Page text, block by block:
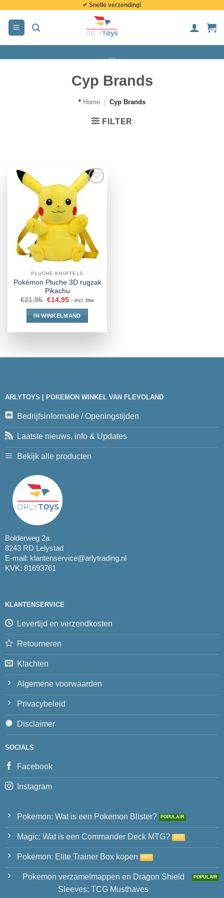
inhoud
✔ Snelle verzending!
Cyp Brands
* Home Cyp Brands
FILTER
PLUCHE KNUFFELS
Pokémon Pluche 3D rugzak
Pikachu
€21,95 €14,95 - incl. btw
IN WINKELMAND
ARLYTOYS | POKEMON WINKEL VAN FLEVOLAND
Bedrijfsinformatie / Openingstijden
Laatste nieuws, info & Updates
Bekijk alle producten
Bolderweg 2a
8243 RD Lelystad
E-mail: klantenservice@arlytrading.nl
KVK: 81693761
KLANTENSERVICE
Levertijd en verzendkosten
Retourneren
Klachten
Algemene voorwaarden
Privacybeleid
Disclaimer
SOCIALS
Facebook
Instagram
Pokemon: Wat is een Pokemon Blister?
Magic: Wat is een Commander Deck MTG?
Pokemon: Elite Trainer Box kopen
Pokemon verzamelmappen en Dragon Shield
Sleeves: TCG Musthaves